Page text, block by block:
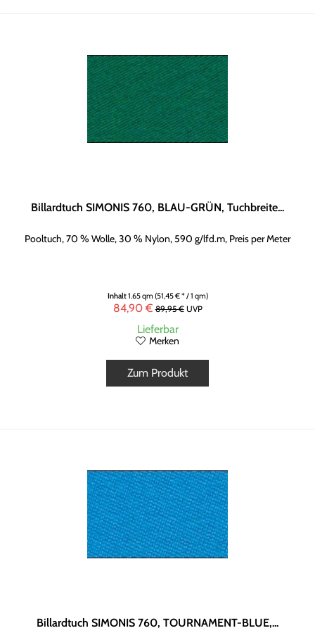
Billardtuch SIMONIS 760, BLAU-GRÜN, Tuchbreite...
Pooltuch, 70 % Wolle, 30 % Nylon, 590 g/lfd.m, Preis per Meter
Inhalt1.65 qm (51,45 € * / 1 qm)
84,90 € 89,95 €UVP
Lieferbar
Merken
Zum Produkt
Billardtuch SIMONIS 760, TOURNAMENT-BLUE,...